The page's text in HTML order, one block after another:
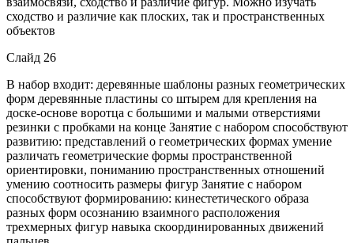
сходство и различие как плоских, так и пространственных
объектов
Слайд 26
В набор входит: деревянные шаблоны разных геометрических
форм деревянные пластины со штырем для крепления на
доске-основе воротца с большими и малыми отверстиями
резинки с пробками на конце Занятие с набором способствуют
развитию: представлений о геометрических формах умение
различать геометрические формы пространственной
ориентировки, пониманию пространственных отношений
умению соотносить размеры фигур Занятие с набором
способствуют формированию: кинестетического образа
разных форм осознанию взаимного расположения
трехмерных фигур навыка скоординированных движений